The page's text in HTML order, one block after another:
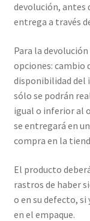
devolución, antes
entrega a través
Para la
opciones: cambio
disponibilidad del
sólo se podrán
igual o inferior al
se entregará en
compra en la
El producto
rastros de haber
o en su defecto,
en el empaque.